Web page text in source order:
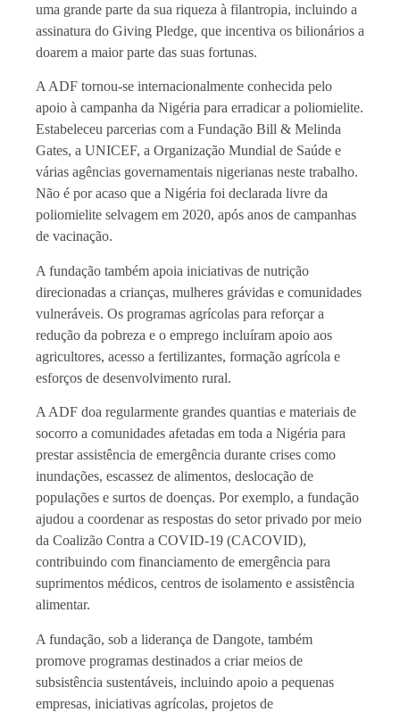
uma grande parte da sua riqueza à filantropia, incluindo a
assinatura do Giving Pledge, que incentiva os bilionários a
doarem a maior parte das suas fortunas.
A ADF tornou-se internacionalmente conhecida pelo
apoio à campanha da Nigéria para erradicar a poliomielite.
Estabeleceu parcerias com a Fundação Bill & Melinda
Gates, a UNICEF, a Organização Mundial de Saúde e
várias agências governamentais nigerianas neste trabalho.
Não é por acaso que a Nigéria foi declarada livre da
poliomielite selvagem em 2020, após anos de campanhas
de vacinação.
A fundação também apoia iniciativas de nutrição
direcionadas a crianças, mulheres grávidas e comunidades
vulneráveis. Os programas agrícolas para reforçar a
redução da pobreza e o emprego incluíram apoio aos
agricultores, acesso a fertilizantes, formação agrícola e
esforços de desenvolvimento rural.
A ADF doa regularmente grandes quantias e materiais de
socorro a comunidades afetadas em toda a Nigéria para
prestar assistência de emergência durante crises como
inundações, escassez de alimentos, deslocação de
populações e surtos de doenças. Por exemplo, a fundação
ajudou a coordenar as respostas do setor privado por meio
da Coalizão Contra a COVID-19 (CACOVID),
contribuindo com financiamento de emergência para
suprimentos médicos, centros de isolamento e assistência
alimentar.
A fundação, sob a liderança de Dangote, também
promove programas destinados a criar meios de
subsistência sustentáveis, incluindo apoio a pequenas
empresas, iniciativas agrícolas, projetos de